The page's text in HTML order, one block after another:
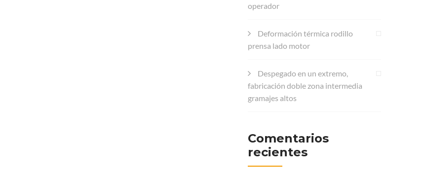
operador
Deformación térmica rodillo
prensa lado motor
Despegado en un extremo,
fabricación doble zona intermedia
gramajes altos
Comentarios
recientes